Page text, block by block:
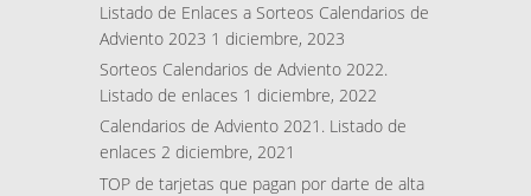
Listado de Enlaces a Sorteos Calendarios de
Adviento 2023 1 diciembre, 2023
Sorteos Calendarios de Adviento 2022.
Listado de enlaces 1 diciembre, 2022
Calendarios de Adviento 2021. Listado de
enlaces 2 diciembre, 2021
TOP de tarjetas que pagan por darte de alta